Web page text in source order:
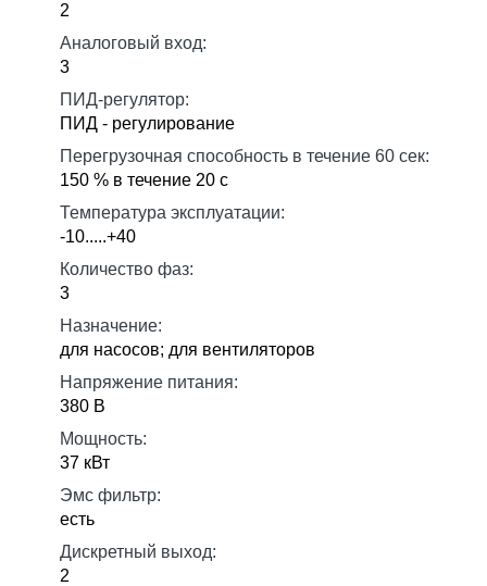
2
Аналоговый вход:
3
ПИД-регулятор:
ПИД - регулирование
Перегрузочная способность в течение 60 сек:
150 % в течение 20 с
Температура эксплуатации:
-10.....+40
Количество фаз:
3
Назначение:
для насосов; для вентиляторов
Напряжение питания:
380 В
Мощность:
37 кВт
Эмс фильтр:
есть
Дискретный выход:
2